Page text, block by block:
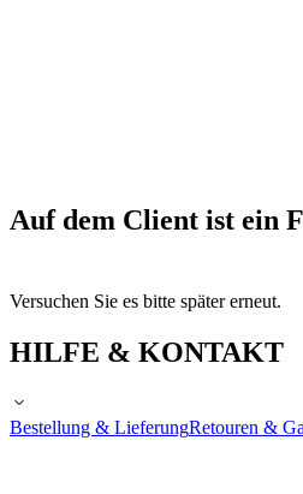
Auf dem Client ist ein
Versuchen Sie es bitte später erneut.
HILFE & KONTAKT
Bestellung & LieferungRetouren &